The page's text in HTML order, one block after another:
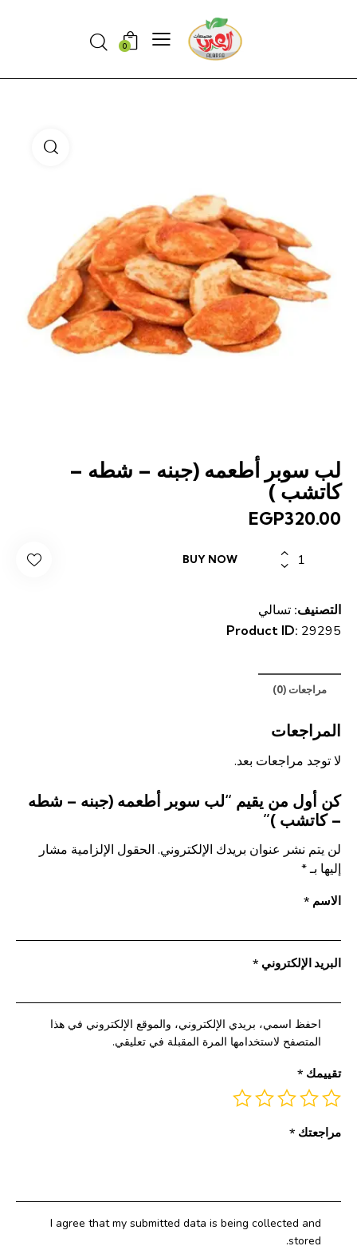
0
Search
لب سوبر أطعمه (جبنه – شطه –
كاتشب )
EGP320.00
أطعمه
(جبنه
)
BUY NOW
التصنيف: تسالي
Product ID: 29295
مراجعات (0)
المراجعات
لا توجد مراجعات بعد.
كن أول من يقيم “لب سوبر أطعمه (جبنه – شطه
– كاتشب )”
لن يتم نشر عنوان بريدك الإلكتروني. الحقول الإلزامية مشار
إليها بـ*
الاسم *
البريد الإلكتروني *
احفظ اسمي، بريدي الإلكتروني، والموقع الإلكتروني في هذا
المتصفح لاستخدامها المرة المقبلة في تعليقي.
تقييمك *
مراجعتك *
I agree that my submitted data is being collected and
stored.